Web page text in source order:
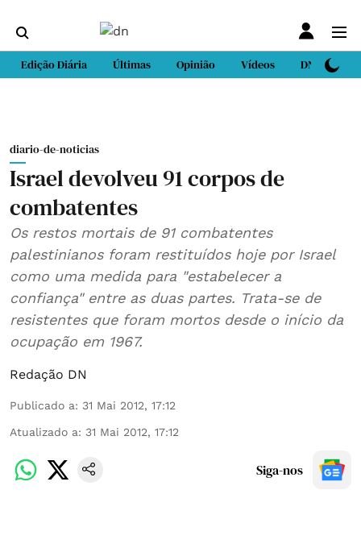
Edição Diária Últimas Opinião Vídeos DN Sport
diario-de-noticias
Israel devolveu 91 corpos de
combatentes
Os restos mortais de 91 combatentes
palestinianos foram restituídos hoje por Israel
como uma medida para "estabelecer a
confiança" entre as duas partes. Trata-se de
resistentes que foram mortos desde o início da
ocupação em 1967.
Redação DN
Publicado a: 31 Mai 2012, 17:12
Atualizado a: 31 Mai 2012, 17:12
Siga-nos